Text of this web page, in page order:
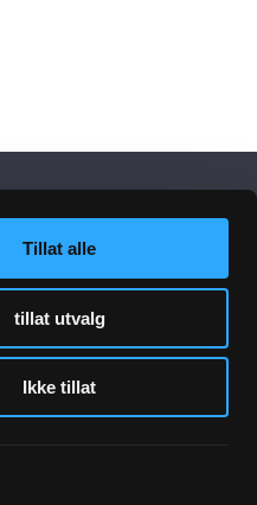
Tillat alle
tillat utvalg
Ikke tillat